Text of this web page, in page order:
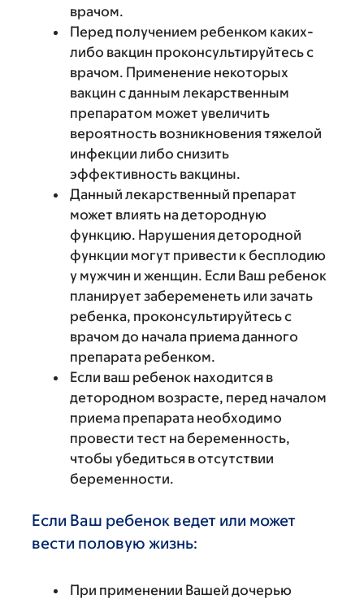
врачом.
Перед получением ребенком каких-
либо вакцин проконсультируйтесь с
врачом. Применение некоторых
вакцин с данным лекарственным
препаратом может увеличить
вероятность возникновения тяжелой
инфекции либо снизить
эффективность вакцины.
Данный лекарственный препарат
может влиять на детородную
функцию. Нарушения детородной
функции могут привести к бесплодию
у мужчин и женщин. Если Ваш ребенок
планирует забеременеть или зачать
ребенка, проконсультируйтесь с
врачом до начала приема данного
препарата ребенком.
Если ваш ребенок находится в
детородном возрасте, перед началом
приема препарата необходимо
провести тест на беременность,
чтобы убедиться в отсутствии
беременности.
Если Ваш ребенок ведет или может
вести половую жизнь:
При применении Вашей дочерью